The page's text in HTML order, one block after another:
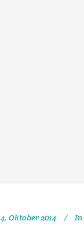
4. Oktober 2014 In